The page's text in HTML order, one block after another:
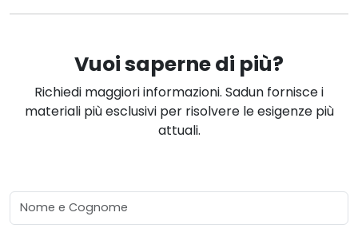
Vuoi saperne di più?
Richiedi maggiori informazioni. Sadun fornisce i
materiali più esclusivi per risolvere le esigenze più
attuali.
Nome e Cognome